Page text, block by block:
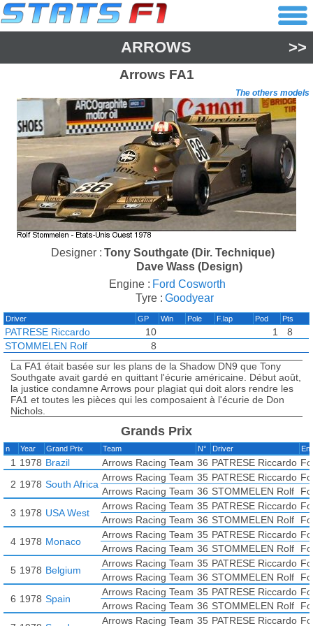
ARROWS >>
Arrows FA1
The others models
Designer : Tony Southgate (Dir. Technique)
Dave Wass (Design)
Engine : Ford Cosworth
Tyre : Goodyear
Driver GP Win Pole F.lap Pod Pts
PATRESE Riccardo 10 1
8
STOMMELEN Rolf
8
La FA1 était basée sur les plans de la Shadow DN9 que Tony
Southgate avait gardé en quittant l'écurie américaine. Début août,
la justice condamne Arrows pour plagiat qui doit alors rendre les
FA1 et toutes les pièces qui les composaient à l'écurie de Don
Nichols.
Grands Prix
n Year Grand Prix Team N° Driver
1 1978 Brazil Arrows Racing Team 36 PATRESE Riccardo
2 1978 South Africa
Arrows Racing Team 35 PATRESE Riccardo
Arrows Racing Team 36 STOMMELEN Rolf
3 1978 USA West
Arrows Racing Team 35 PATRESE Riccardo
Arrows Racing Team 36 STOMMELEN Rolf
4 1978 Monaco
Arrows Racing Team 35 PATRESE Riccardo
Arrows Racing Team 36 STOMMELEN Rolf
5 1978 Belgium
Arrows Racing Team 35 PATRESE Riccardo
Arrows Racing Team 36 STOMMELEN Rolf
6 1978 Spain
Arrows Racing Team 35 PATRESE Riccardo
Arrows Racing Team 36 STOMMELEN Rolf
Arrows Racing Team 35 PATRESE Riccardo